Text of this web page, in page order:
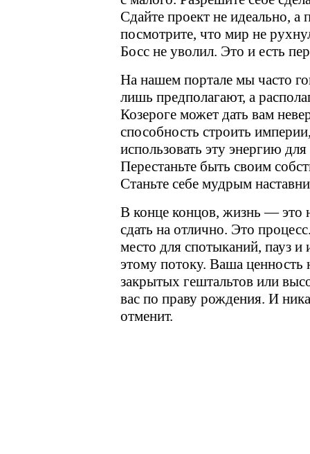
Сдайте проект не идеально, а
посмотрите, что мир не
Босс не уволил. Это и есть
На нашем портале мы часто
лишь предполагают, а
Козероге может дать вам
способность строить
использовать эту энергию
Перестаньте быть своим
Станьте себе мудрым
В конце концов, жизнь — это
сдать на отлично. Это
место для спотыканий, пауз
этому потоку. Ваша ценность
закрытых гештальтов или
вас по праву рождения. И
отменит.